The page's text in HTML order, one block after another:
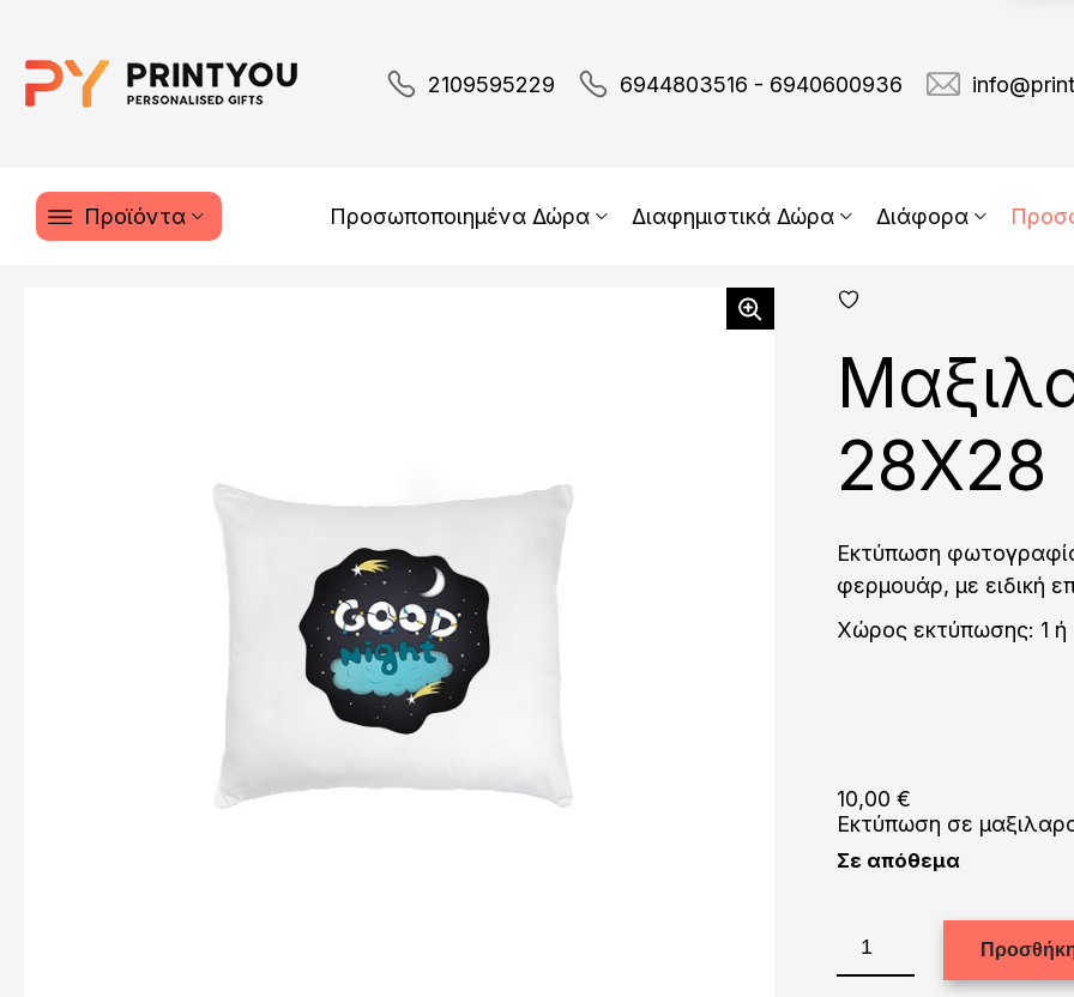
2109595229 6944803516 - 6940600936
Προϊόντα Προσωποποιημένα Δώρα Διαφημιστικά Δώρα Διάφορα
28Χ28
Εκτύπωση
φερμουάρ, με ειδική
Χώρος εκτύπωσης: 1 ή
10,00€
Εκτύπωση σε
Σε απόθεμα
mini
28Χ28